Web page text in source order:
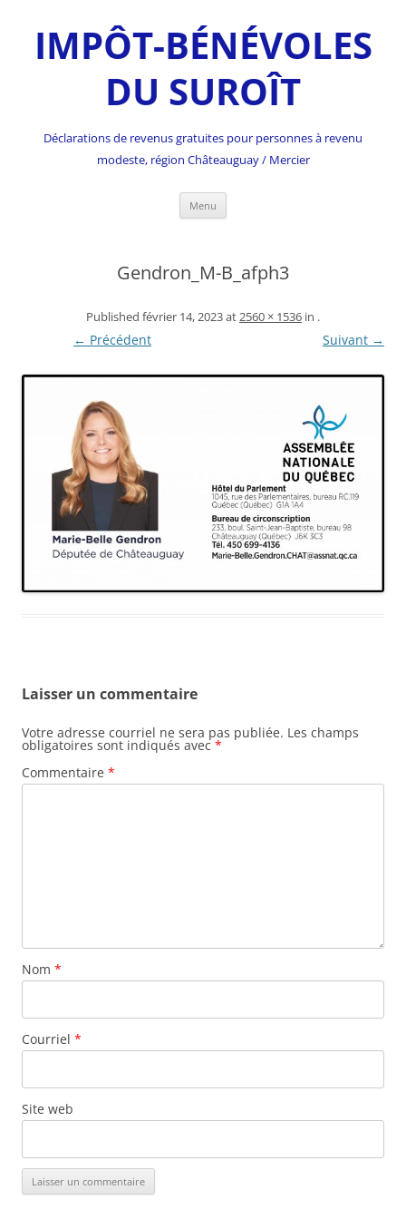
IMPÔT-BÉNÉVOLES
DU SUROÎT
Déclarations de revenus gratuites pour personnes à revenu
modeste, région Châteauguay / Mercier
Menu
Gendron_M-B_afph3
Published février 14, 2023at2560 × 1536 in .
← Précédent Suivant →
Laisser un commentaire
Votre adresse courriel ne sera pas publiée. Les champs
obligatoires sont indiqués avec *
Commentaire *
Nom *
Courriel *
Site web